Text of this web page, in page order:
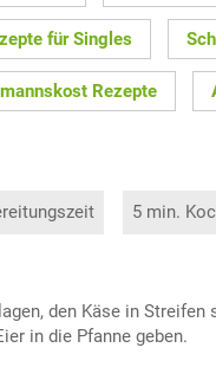
für Singles
Rezepte
5 min.
den Käse in Streifen
in die Pfanne geben.